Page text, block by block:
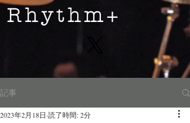
Rhythm+
記事
2023年2月18日 読了時間: 2分